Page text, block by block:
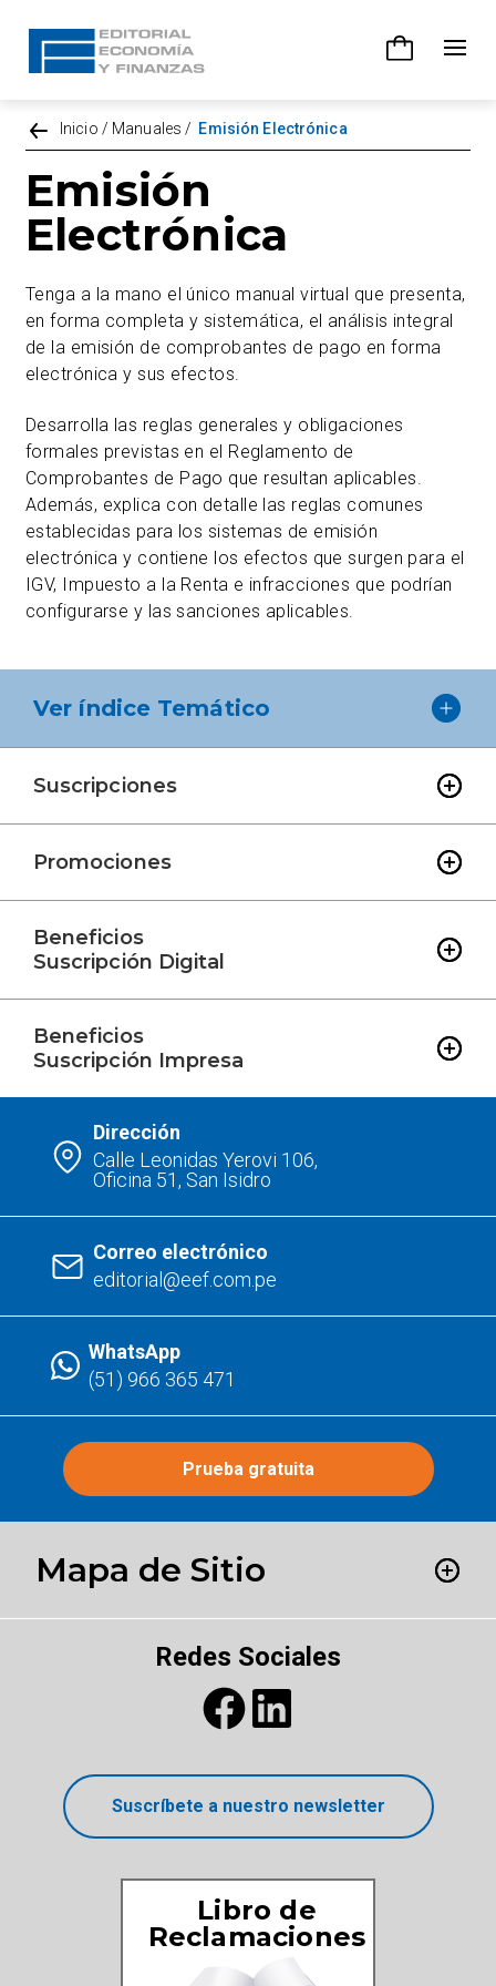
Inicio / Manuales / Emisión Electrónica
Emisión
Electrónica
Tenga a la mano el único manual virtual que presenta,
en forma completa y sistemática, el análisis integral
de la emisión de comprobantes de pago en forma
electrónica y sus efectos.
Desarrolla las reglas generales y obligaciones
formales previstas en el Reglamento de
Comprobantes de Pago que resultan aplicables.
Además, explica con detalle las reglas comunes
establecidas para los sistemas de emisión
electrónica y contiene los efectos que surgen para el
IGV, Impuesto a la Renta e infracciones que podrían
configurarse y las sanciones aplicables.
Ver índice Temático
Suscripciones
Promociones
Beneficios
Suscripción Digital
Beneficios
Suscripción Impresa
Dirección
Calle Leonidas Yerovi 106,
Oficina 51, San Isidro
Correo electrónico
editorial@eef.com.pe
WhatsApp
(51) 966 365 471
Prueba gratuita
Mapa de Sitio
Redes Sociales
Suscríbete a nuestro newsletter
Libro de
Reclamaciones